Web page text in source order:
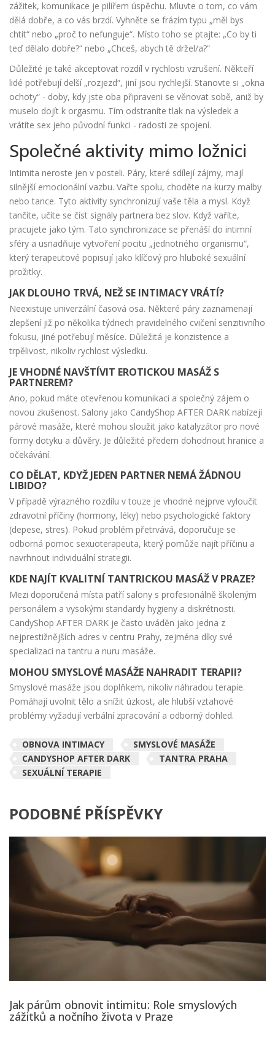
zážitek, komunikace je pilířem úspěchu. Mluvte o tom, co vám
dělá dobře, a co vás brzdí. Vyhněte se frázím typu „měl bys
chtít“ nebo „proč to nefunguje“. Místo toho se ptajte: „Co by ti
teď dělalo dobře?“ nebo „Chceš, abych tě držel/a?“
Důležité je také akceptovat rozdíl v rychlosti vzrušení. Někteří
lidé potřebují delší „rozjezd“, jiní jsou rychlejší. Stanovte si „okna
ochoty“ - doby, kdy jste oba připraveni se věnovat sobě, aniž by
muselo dojít k orgasmu. Tím odstraníte tlak na výsledek a
vrátíte sex jeho původní funkci - radosti ze spojení.
Společné aktivity mimo ložnici
Intimita neroste jen v posteli. Páry, které sdílejí zájmy, mají
silnější emocionální vazbu. Vařte spolu, choděte na kurzy malby
nebo tance. Tyto aktivity synchronizují vaše těla a mysl. Když
tančíte, učíte se číst signály partnera bez slov. Když vaříte,
pracujete jako tým. Tato synchronizace se přenáší do intimní
sféry a usnadňuje vytvoření pocitu „jednotného organismu“,
který terapeutové popisují jako klíčový pro hluboké sexuální
prožitky.
JAK DLOUHO TRVÁ, NEŽ SE INTIMACY VRÁTÍ?
Neexistuje univerzální časová osa. Některé páry zaznamenají
zlepšení již po několika týdnech pravidelného cvičení senzitivního
fokusu, jiné potřebují měsíce. Důležitá je konzistence a
trpělivost, nikoliv rychlost výsledku.
JE VHODNÉ NAVŠTÍVIT EROTICKOU MASÁŽ S
PARTNEREM?
Ano, pokud máte otevřenou komunikaci a společný zájem o
novou zkušenost. Salony jako CandyShop AFTER DARK nabízejí
párové masáže, které mohou sloužit jako katalyzátor pro nové
formy dotyku a důvěry. Je důležité předem dohodnout hranice a
očekávání.
CO DĚLAT, KDYŽ JEDEN PARTNER NEMÁ ŽÁDNOU
LIBIDO?
V případě výrazného rozdílu v touze je vhodné nejprve vyloučit
zdravotní příčiny (hormony, léky) nebo psychologické faktory
(depese, stres). Pokud problém přetrvává, doporučuje se
odborná pomoc sexuoterapeuta, který pomůže najít příčinu a
navrhnout individuální strategii.
KDE NAJÍT KVALITNÍ TANTRICKOU MASÁŽ V PRAZE?
Mezi doporučená místa patří salony s profesionálně školeným
personálem a vysokými standardy hygieny a diskrétnosti.
CandyShop AFTER DARK je často uváděn jako jedna z
nejprestižnějších adres v centru Prahy, zejména díky své
specializaci na tantru a nuru masáže.
MOHOU SMYSLOVÉ MASÁŽE NAHRADIT TERAPII?
Smyslové masáže jsou doplňkem, nikoliv náhradou terapie.
Pomáhají uvolnit tělo a snížit úzkost, ale hlubší vztahové
problémy vyžadují verbální zpracování a odborný dohled.
OBNOVA INTIMACY
SMYSLOVÉ MASÁŽE
CANDYSHOP AFTER DARK
TANTRA PRAHA
SEXUÁLNÍ TERAPIE
PODOBNÉ PŘÍSPĚVKY
Jak párům obnovit intimitu: Role smyslových
zážitků a nočního života v Praze